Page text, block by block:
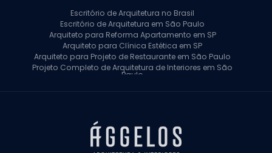
Escritório de Arquitetura no Brasil
Escritório de Arquitetura em São Paulo
Arquiteto para Reforma Apartamento em SP
Arquiteto para Clínica Estética em SP
Arquiteto para Projeto de Restaurante em São Paulo
Projeto Completo de Arquitetura de Interiores em São
Paulo
Arquiteto para Projeto Comercial em São Paulo
Arquiteto Comercial
Arquiteto para Reforma de Apartamento